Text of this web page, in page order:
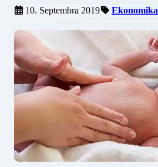
10. Septembra 2019 Ekonomika